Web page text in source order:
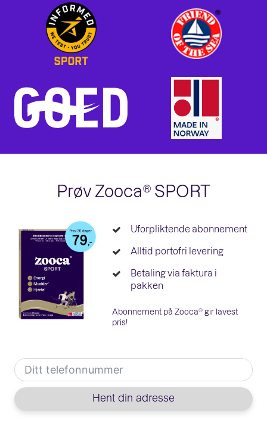
Prøv Zooca® SPORT
Uforpliktende abonnement
Alltid portofri levering
Betaling via faktura i
pakken
Abonnement på Zooca® gir lavest
pris!
Hent din adresse